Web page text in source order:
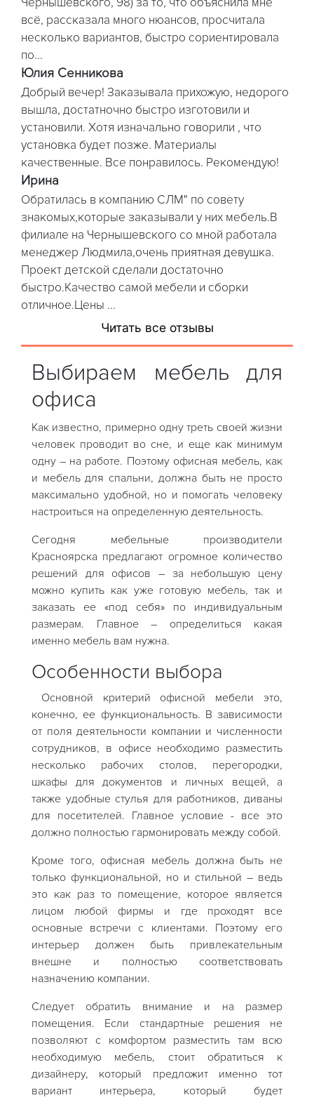
всё, рассказала много нюансов, просчитала
несколько вариантов, быстро сориентировала
по...
Юлия Сенникова
Добрый вечер! Заказывала прихожую, недорого
вышла, достатночно быстро изготовили и
установили. Хотя изначально говорили , что
установка будет позже. Материалы
качественные. Все понравилось. Рекомендую!
Ирина
Обратилась в компанию СЛМ" по совету
знакомых,которые заказывали у них мебель.В
филиале на Чернышевского со мной работала
менеджер Людмила,очень приятная девушка.
Проект детской сделали достаточно
быстро.Качество самой мебели и сборки
отличное.Цены ...
Читать все отзывы
Выбираем мебель для
офиса
Как известно, примерно одну треть своей жизни
человек проводит во сне, и еще как минимум
одну – на работе. Поэтому офисная мебель, как
и мебель для спальни, должна быть не просто
максимально удобной, но и помогать человеку
настроиться на определенную деятельность.
Сегодня мебельные производители
Красноярска предлагают огромное количество
решений для офисов – за небольшую цену
можно купить как уже готовую мебель, так и
заказать ее «под себя» по индивидуальным
размерам. Главное – определиться какая
именно мебель вам нужна.
Особенности выбора
Основной критерий офисной мебели это,
конечно, ее функциональность. В зависимости
от поля деятельности компании и численности
сотрудников, в офисе необходимо разместить
несколько рабочих столов, перегородки,
шкафы для документов и личных вещей, а
также удобные стулья для работников, диваны
для посетителей. Главное условие - все это
должно полностью гармонировать между собой.
Кроме того, офисная мебель должна быть не
только функциональной, но и стильной – ведь
это как раз то помещение, которое является
лицом любой фирмы и где проходят все
основные встречи с клиентами. Поэтому его
интерьер должен быть привлекательным
внешне и полностью соответствовать
назначению компании.
Следует обратить внимание и на размер
помещения. Если стандартные решения не
позволяют с комфортом разместить там всю
необходимую мебель, стоит обратиться к
дизайнеру, который предложит именно тот
вариант интерьера, который будет